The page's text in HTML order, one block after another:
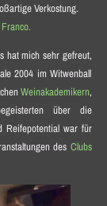
Verkostung.
hat mich sehr gefreut,
2004 im Witwenball
Weinakademikern,
über die
Reifepotential war für
des Clubs